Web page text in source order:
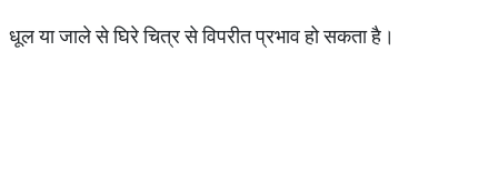
धूल या जाले से घिरे चित्र से विपरीत प्रभाव हो सकता है।